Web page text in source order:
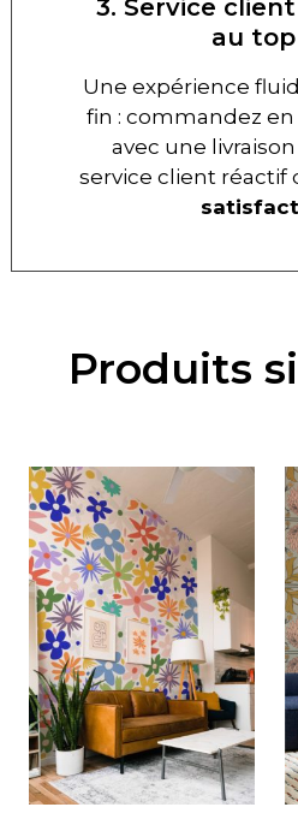
3. Service
au top
Une expérience
fin : commandez
avec une
service client réactif
Produits